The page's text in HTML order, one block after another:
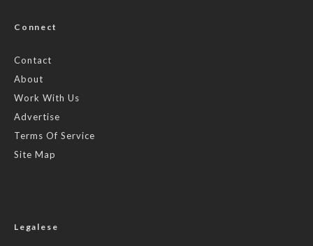
Connect
Contact
About
Work With Us
Advertise
Terms Of Service
Site Map
Legalese